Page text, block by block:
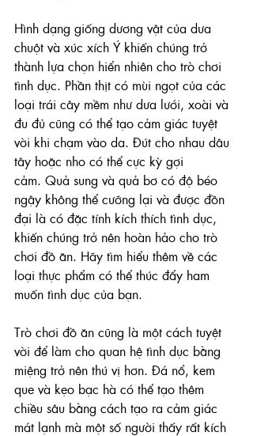
Hình dạng giống dương vật của dưa
chuột và xúc xích Ý khiến chúng trở
thành lựa chọn hiển nhiên cho trò chơi
tình dục. Phần thịt có mùi ngọt của các
loại trái cây mềm như dưa lưới, xoài và
đu đủ cũng có thể tạo cảm giác tuyệt
vời khi chạm vào da. Đút cho nhau dâu
tây hoặc nho có thể cực kỳ gợi
cảm. Quả sung và quả bơ có độ béo
ngậy không thể cưỡng lại và được đồn
đại là có đặc tính kích thích tình dục,
khiến chúng trở nên hoàn hảo cho trò
chơi đồ ăn. Hãy tìm hiểu thêm về các
loại thực phẩm có thể thúc đẩy ham
muốn tình dục của bạn.
Trò chơi đồ ăn cũng là một cách tuyệt
vời để làm cho quan hệ tình dục bằng
miệng trở nên thú vị hơn. Đá nổ, kem
que và kẹo bạc hà có thể tạo thêm
chiều sâu bằng cách tạo ra cảm giác
mát lạnh mà một số người thấy rất kích